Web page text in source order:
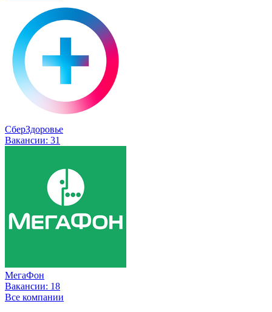
СберЗдоровье
Вакансии: 31
МегаФон
Вакансии: 18
Все компании